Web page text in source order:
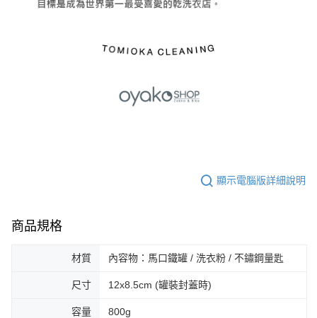
顯示電腦版詳細說明
商品規格
材質 內容物：馬口鐵罐 / 洗衣粉 / 不鏽鋼量匙
尺寸 12x8.5cm (罐裝封蓋時)
容量 800g